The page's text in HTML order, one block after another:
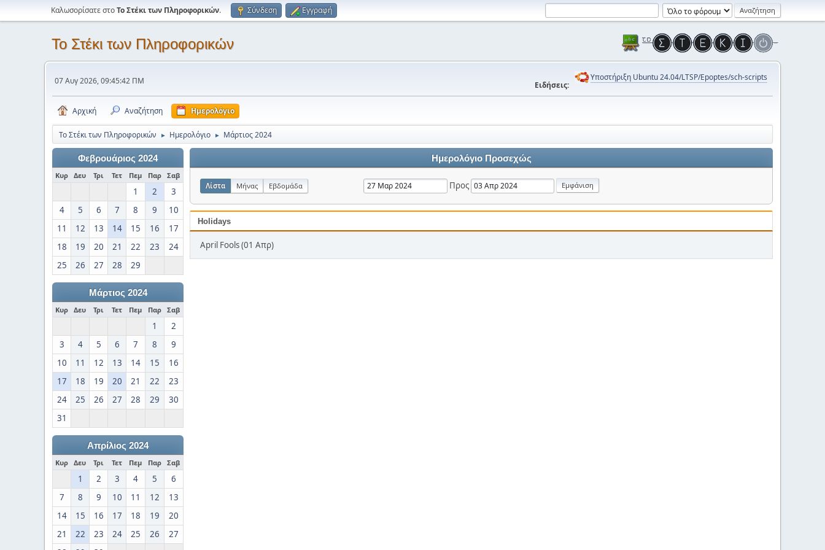
Καλωσορίσατε στοΤο Στέκι των Πληροφορικών. Σύνδεση Εγγραφή
Το Στέκι των Πληροφορικών
07 Αυγ 2026, 09:45:42 ΠΜ Ειδήσεις:
Υποστήριξη Ubuntu 24.04/LTSP/Epoptes/sch-scripts
Αρχική Αναζήτηση Ημερολόγιο
Το Στέκι των Πληροφορικών ► Ημερολόγιο ► Μάρτιος 2024
Φεβρουάριος 2024
Κυρ Δευ Τρι Τετ Πεμ Παρ Σαβ
1 2
3
4
5 6 7 8 9
10
11
12 13 14 15 16
17
18
19 20 21 22 23
24
25
26 27 28 29
Μάρτιος 2024
Κυρ Δευ Τρι Τετ Πεμ Παρ Σαβ
1
2
3
4 5 6 7 8
9
10
11 12 13 14 15
16
17
18 19 20 21 22
23
24
25 26 27 28 29
30
31
Απρίλιος 2024
Κυρ Δευ Τρι Τετ Πεμ Παρ Σαβ
1 2 3 4 5
6
7
8 9 10 11 12
13
14
15 16 17 18 19
20
21
22 23 24 25 26
27
Ημερολόγιο Προσεχώς
Λίστα Μήνας Εβδομάδα Προς
Holidays
April Fools (01 Απρ)